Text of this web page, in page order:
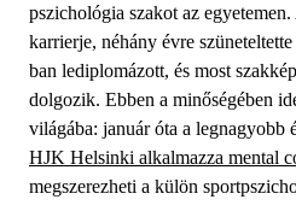
pszichológia szakot az
karrierje, néhány évre
ban lediplomázott, és most
dolgozik. Ebben a minőségében
világába: január óta a legnagyobb
HJK Helsinki alkalmazza mental
megszerezheti a külön